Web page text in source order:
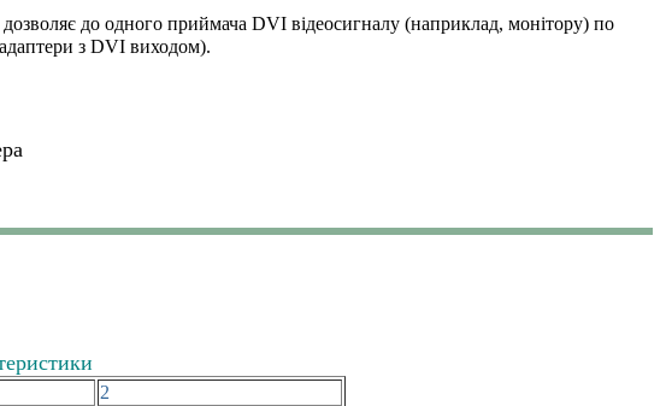
до одного приймача DVI відеосигналу (наприклад, монітору) по
з DVI виходом).
2